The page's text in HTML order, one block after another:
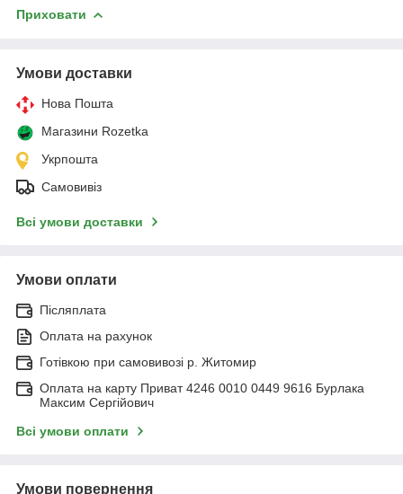
Приховати
Умови доставки
Нова Пошта
Магазини Rozetka
Укрпошта
Самовивіз
Всі умови доставки
Умови оплати
Післяплата
Оплата на рахунок
Готівкою при самовивозі р. Житомир
Оплата на карту Приват 4246 0010 0449 9616 Бурлака
Максим Сергійович
Всі умови оплати
Умови повернення